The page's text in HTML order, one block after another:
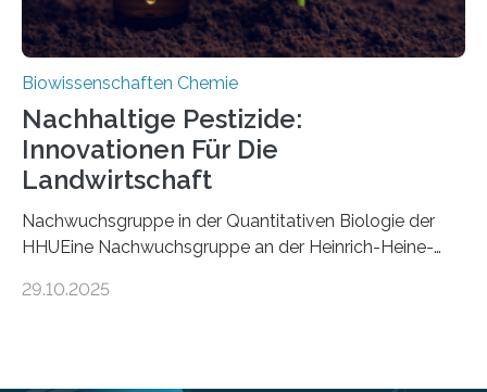
Biowissenschaften Chemie
Nachhaltige Pestizide:
Innovationen Für Die
Landwirtschaft
Nachwuchsgruppe in der Quantitativen Biologie der
HHUEine Nachwuchsgruppe an der Heinrich-Heine-
fünf Jahren erforschen, wie Bakterien auf
29.10.2025